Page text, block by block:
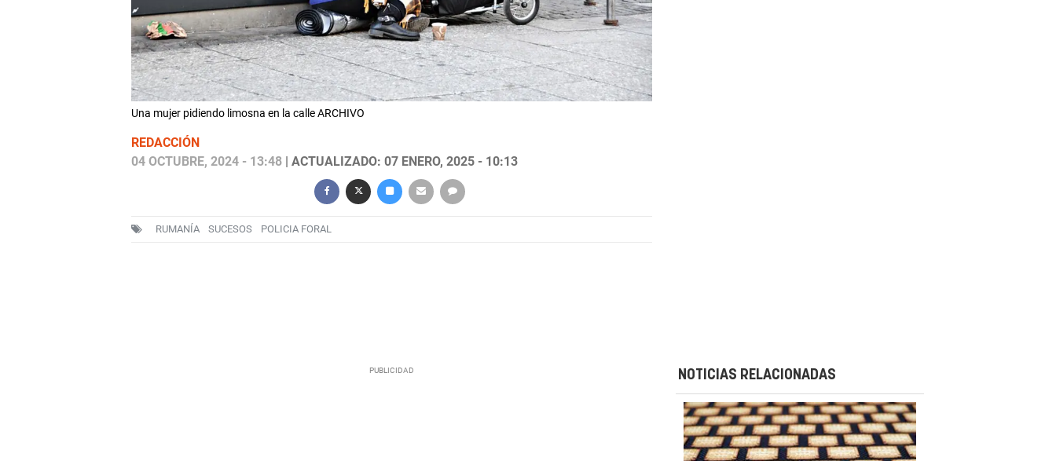
Una mujer pidiendo limosna en la calle ARCHIVO
REDACCIÓN
04 OCTUBRE, 2024 - 13:48| ACTUALIZADO: 07 ENERO, 2025 - 10:13
RUMANÍA SUCESOS POLICIA FORAL
NOTICIAS RELACIONADAS